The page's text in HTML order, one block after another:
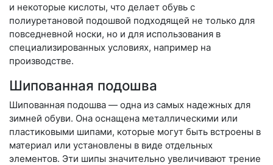
и некоторые кислоты, что делает обувь с
полиуретановой подошвой подходящей не только для
повседневной носки, но и для использования в
специализированных условиях, например на
производстве.
Шипованная подошва
Шипованная подошва — одна из самых надежных для
зимней обуви. Она оснащена металлическими или
пластиковыми шипами, которые могут быть встроены в
материал или установлены в виде отдельных
элементов. Эти шипы значительно увеличивают трение